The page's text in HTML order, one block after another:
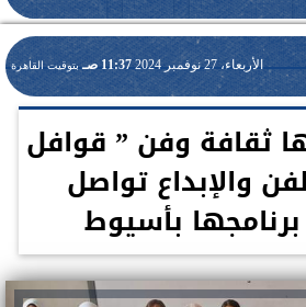
الأربعاء، 27 نوفمبر 2024 11:37 صـ بتوقيت القاهرة
ثقافة وفن ” قوافل
والإبداع تواصل
بأسيوط